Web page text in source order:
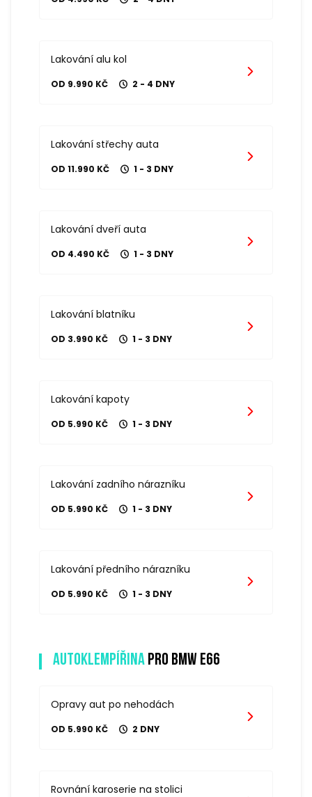
Lakování alu kol
OD 9.990 KČ 2 - 4 DNY
Lakování střechy auta
OD 11.990 KČ 1 - 3 DNY
Lakování dveří auta
OD 4.490 KČ 1 - 3 DNY
Lakování blatníku
OD 3.990 KČ 1 - 3 DNY
Lakování kapoty
OD 5.990 KČ 1 - 3 DNY
Lakování zadního nárazníku
OD 5.990 KČ 1 - 3 DNY
Lakování předního nárazníku
OD 5.990 KČ 1 - 3 DNY
Autoklempířina pro bmw e66
Opravy aut po nehodách
OD 5.990 KČ 2 DNY
Rovnání karoserie na stolici